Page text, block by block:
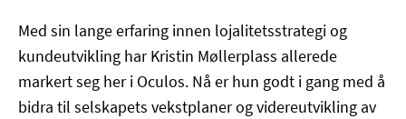
Med sin lange erfaring innen lojalitetsstrategi og
kundeutvikling har Kristin Møllerplass allerede
markert seg her i Oculos. Nå er hun godt i gang med å
bidra til selskapets vekstplaner og videreutvikling av